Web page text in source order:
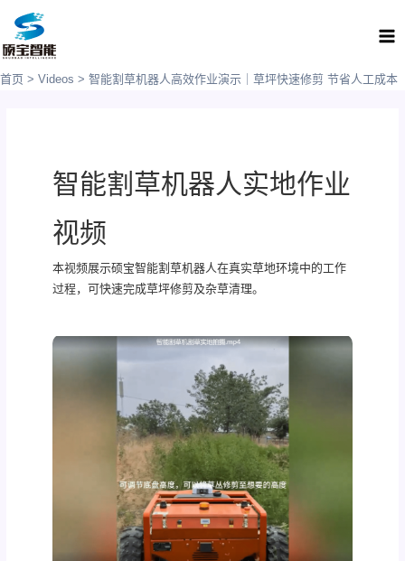
内
容
首页 Videos 智能割草机器人高效作业演示｜草坪快速修剪 节省人工成本
智能割草机器人实地作业
视频
本视频展示硕宝智能割草机器人在真实草地环境中的工作
过程，可快速完成草坪修剪及杂草清理。